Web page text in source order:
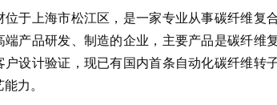
位于上海市松江区，是一家专业从事碳纤维复
端产品研发、制造的企业，主要产品是碳纤维
户设计验证，现已有国内首条自动化碳纤维转
力。